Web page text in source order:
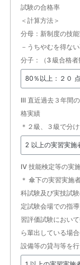
試験の合格率
＜計算方法＞
分母：新制度の技
－うちやむを得な
分子：（3 級合格
Ⅲ 直近過去３年間
格実績
＊２級、３級で分
Ⅳ 技能検定等の実
＊ 傘下の実習実施
科試験及び実技試
定試験会場での指
習評価試験におい
ら輩出している場
設備等の貸与等を